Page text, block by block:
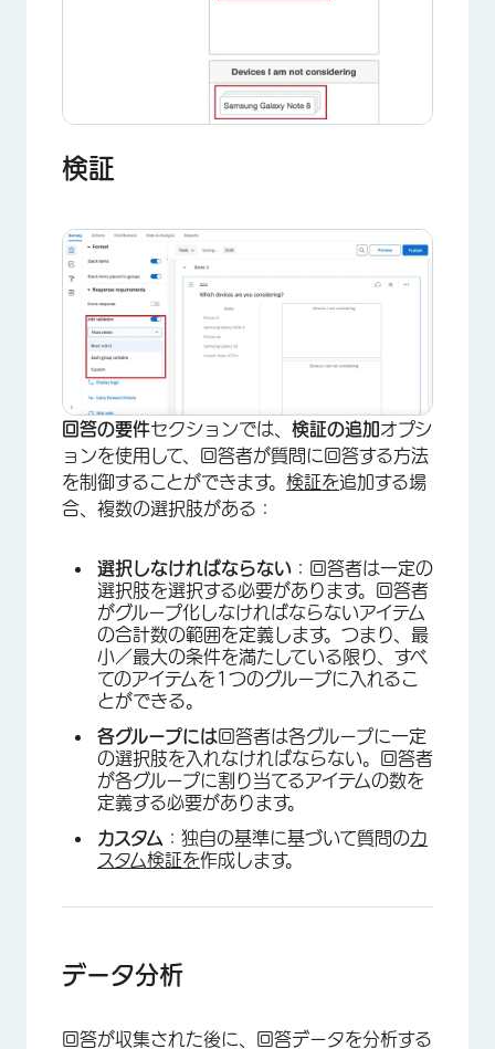
×
×
検証
回答の要件セクションでは、 検証の追加オプシ
ョンを使用して、回答者が質問に回答する方法
を制御することができます。 検証を追加する場
合、複数の選択肢がある：
選択しなければならない ：回答者は一定の
選択肢を選択する必要があります。回答者
がグループ化しなければならないアイテム
の合計数の範囲を定義します。つまり、最
小／最大の条件を満たしている限り、すべ
てのアイテムを1つのグループに入れるこ
とができる。
各グループには回答者は各グループに一定
の選択肢を入れなければならない。回答者
が各グループに割り当てるアイテムの数を
定義する必要があります。
カスタム ：独自の基準に基づいて質問のカ
スタム検証を作成します。
データ分析
回答が収集された後に、回答データを分析する